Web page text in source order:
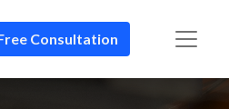
Consultation